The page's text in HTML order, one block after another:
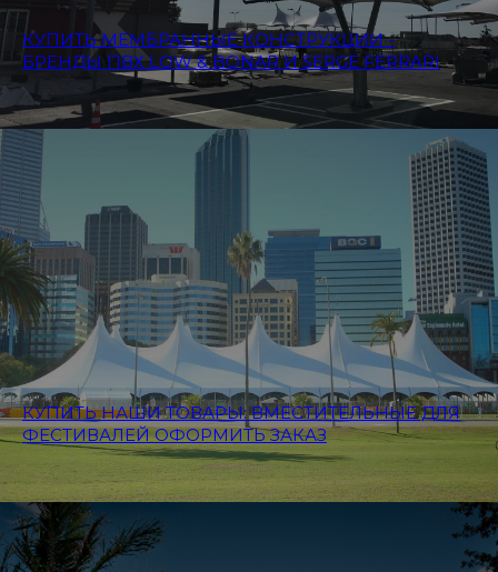
КУПИТЬ МЕМБРАННЫЕ КОНСТРУКЦИИ -
БРЕНДЫ ПВХ LOW & BONAR И SERGE FERRARI
КУПИТЬ НАШИ ТОВАРЫ: ВМЕСТИТЕЛЬНЫЕ ДЛЯ
ФЕСТИВАЛЕЙ ОФОРМИТЬ ЗАКАЗ